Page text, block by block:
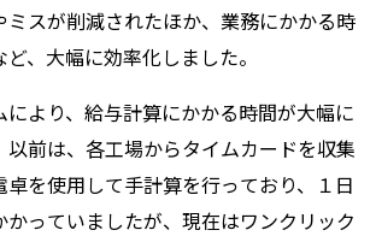
ミスが削減されたほか、業務にかかる時
、大幅に効率化しました。
より、給与計算にかかる時間が大幅に
以前は、各工場からタイムカードを収集
卓を使用して手計算を行っており、１日
っていましたが、現在はワンクリック